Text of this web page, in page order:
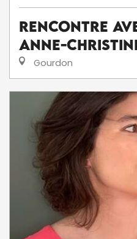
Rencontre
Anne-
Gourdon